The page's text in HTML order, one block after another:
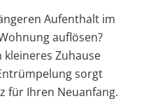
Aufenthalt im
auflösen?
Zuhause
sorgt
für Ihren Neuanfang.